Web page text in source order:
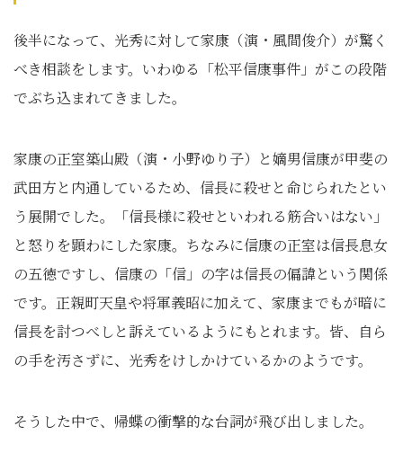
後半になって、光秀に対して家康（演・風間俊介）が驚く
べき相談をします。いわゆる「松平信康事件」がこの段階
でぶち込まれてきました。
家康の正室築山殿（演・小野ゆり子）と嫡男信康が甲斐の
武田方と内通しているため、信長に殺せと命じられたとい
う展開でした。「信長様に殺せといわれる筋合いはない」
と怒りを顕わにした家康。ちなみに信康の正室は信長息女
の五徳ですし、信康の「信」の字は信長の偏諱という関係
です。正親町天皇や将軍義昭に加えて、家康までもが暗に
信長を討つべしと訴えているようにもとれます。皆、自ら
の手を汚さずに、光秀をけしかけているかのようです。
そうした中で、帰蝶の衝撃的な台詞が飛び出しました。